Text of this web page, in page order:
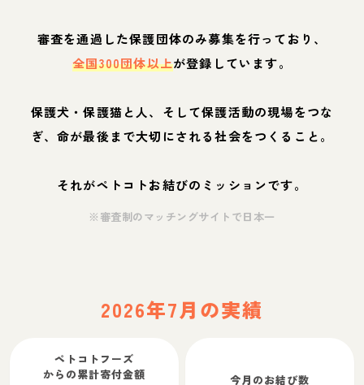
審査を通過した保護団体のみ募集を行っており、
全国300団体以上が登録しています。
保護犬・保護猫と人、そして保護活動の現場をつな
ぎ、命が最後まで大切にされる社会をつくること。
それがペトコトお結びのミッションです。
※審査制のマッチングサイトで日本一
2026年7月の実績
ペトコトフーズ
からの累計寄付金額
今月のお結び数